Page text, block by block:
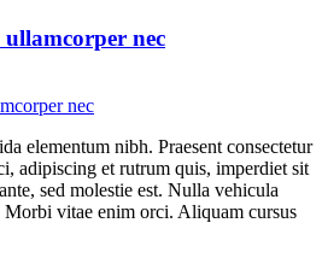
nec
elementum nibh. Praesent consectetur
adipiscing et rutrum quis, imperdiet sit
sed molestie est. Nulla vehicula
vitae enim orci. Aliquam cursus